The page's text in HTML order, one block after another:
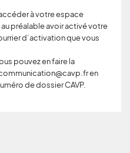
à votre espace
préalable avoir activé votre
d’activation que vous
pouvez en faire la
en
de dossier CAVP.